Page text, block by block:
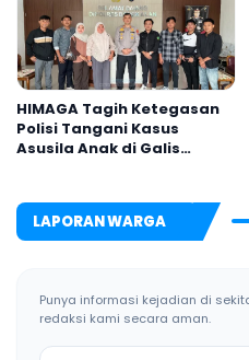
HIMAGA Tagih Ketegasan
Polisi Tangani Kasus
Asusila Anak di Galis
LAPORAN WARGA
Punya informasi kejadian di
redaksi kami secara aman.